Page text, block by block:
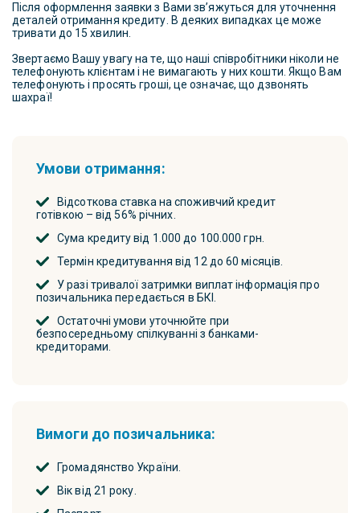
Після оформлення заявки з Вами зв’яжуться для уточнення
деталей отримання кредиту. В деяких випадках це може
тривати до 15 хвилин.
Звертаємо Вашу увагу на те, що наші співробітники ніколи не
телефонують клієнтам і не вимагають у них кошти. Якщо Вам
телефонують і просять гроші, це означає, що дзвонять
шахраї!
Умови отримання:
Відсоткова ставка на споживчий кредит
готівкою – від 56% річних.
Сума кредиту від 1.000 до 100.000 грн.
Термін кредитування від 12 до 60 місяців.
У разі тривалої затримки виплат інформація про
позичальника передається в БКІ.
Остаточні умови уточнюйте при
безпосередньому спілкуванні з банками-
кредиторами.
Вимоги до позичальника:
Громадянство України.
Вік від 21 року.